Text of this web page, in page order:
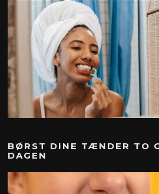
BØRST DINE TÆNDER TO
DAGEN